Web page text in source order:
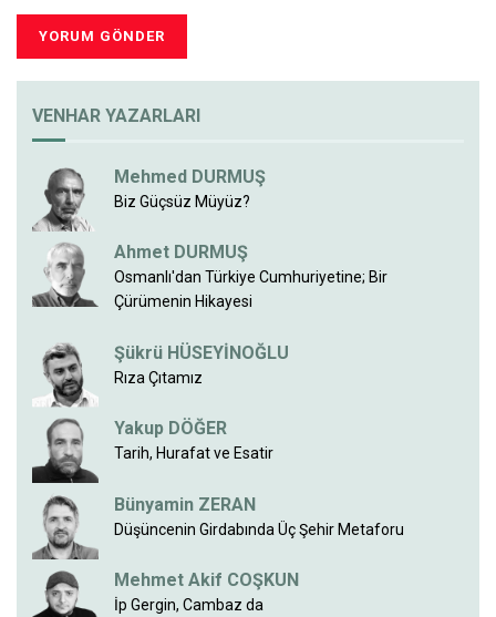
VENHAR YAZARLARI
Mehmed DURMUŞ
Biz Güçsüz Müyüz?
Ahmet DURMUŞ
Osmanlı'dan Türkiye Cumhuriyetine; Bir
Çürümenin Hikayesi
Şükrü HÜSEYİNOĞLU
Rıza Çıtamız
Yakup DÖĞER
Tarih, Hurafat ve Esatir
Bünyamin ZERAN
Düşüncenin Girdabında Üç Şehir Metaforu
Mehmet Akif COŞKUN
İp Gergin, Cambaz da